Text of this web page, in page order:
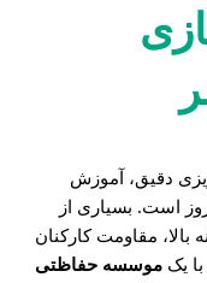
دقیق، آموزش
است. بسیاری از
بالا، مقاومت کارکنان
یکموسسه حفاظتی